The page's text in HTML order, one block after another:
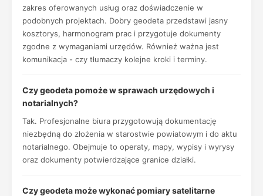
zakres oferowanych usług oraz doświadczenie w
podobnych projektach. Dobry geodeta przedstawi jasny
kosztorys, harmonogram prac i przygotuje dokumenty
zgodne z wymaganiami urzędów. Również ważna jest
komunikacja - czy tłumaczy kolejne kroki i terminy.
Czy geodeta pomoże w sprawach urzędowych i
notarialnych?
Tak. Profesjonalne biura przygotowują dokumentację
niezbędną do złożenia w starostwie powiatowym i do aktu
notarialnego. Obejmuje to operaty, mapy, wypisy i wyrysy
oraz dokumenty potwierdzające granice działki.
Czy geodeta może wykonać pomiary satelitarne